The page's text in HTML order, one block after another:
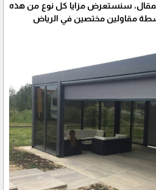
سنستعرض مزايا كل نوع من هذه
مقاولين مختصين في الرياض